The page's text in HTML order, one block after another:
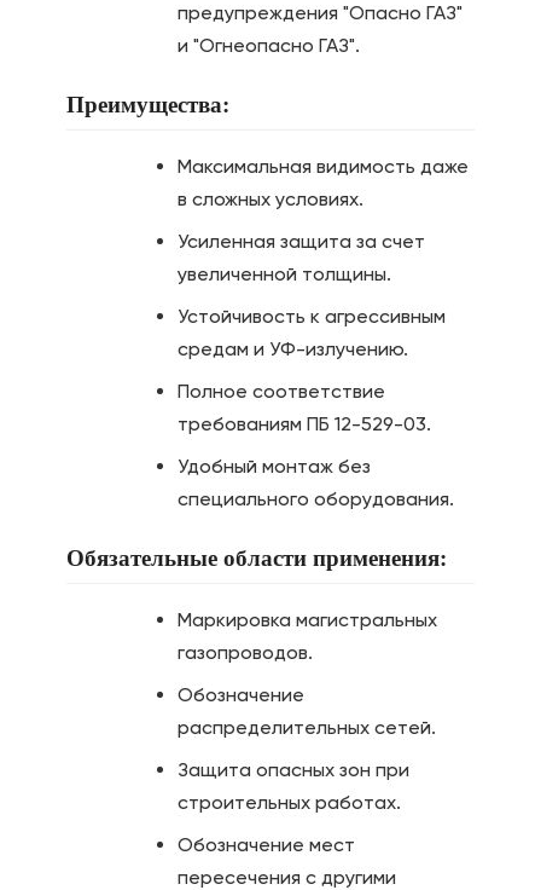
предупреждения "Опасно ГАЗ"
и "Огнеопасно ГАЗ".
Преимущества:
Максимальная видимость даже
в сложных условиях.
Усиленная защита за счет
увеличенной толщины.
Устойчивость к агрессивным
средам и УФ-излучению.
Полное соответствие
требованиям ПБ 12-529-03.
Удобный монтаж без
специального оборудования.
Обязательные области применения:
Маркировка магистральных
газопроводов.
Обозначение
распределительных сетей.
Защита опасных зон при
строительных работах.
Обозначение мест
пересечения с другими